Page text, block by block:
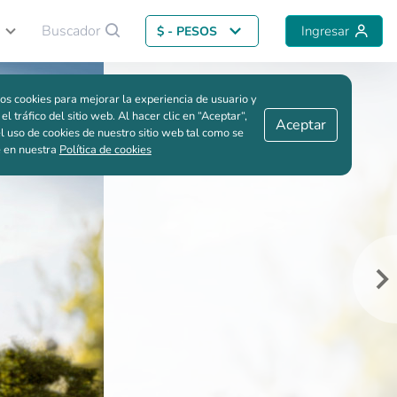
Buscador $ - PESOS Ingresar
Me interesa Volver al proyecto
cookies para mejorar la experiencia de usuario y
tráfico del sitio web. Al hacer clic en “Aceptar“,
uso de cookies de nuestro sitio web tal como se
nuestra Política de cookies
Aceptar
Guardar comparación